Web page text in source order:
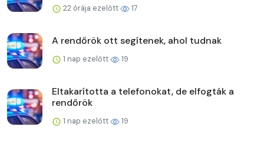
22 órája ezelőtt 17
A rendőrök ott segítenek, ahol tudnak
1 nap ezelőtt 19
Eltakarította a telefonokat, de elfogták a
rendőrök
1 nap ezelőtt 19